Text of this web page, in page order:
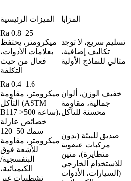
الميزات الرئيسية المزايا
Ra 0.8–25
ميكرومتر، يحتفظ
بعلامات الأدوات،
فعال من حيث
التكلفة
تسليم سريع، لا توجد
تكاليف إضافية،
مثالي للنماذج الأولية
Ra 0.4–1.6
ميكرومتر، مقاومة
التآكل (ASTM
B117 >500 ساعة)،
خصائص عازلة
خفيف الوزن، ألوان
جمالية، مقاومة
محسنة للتآكل
سمك 50–120
ميكرومتر، مقاومة
للأشعة فوق
البنفسجية/
الكيميائية،
تشطيبات غير
صديق للبيئة (بدون
مركبات عضوية
متطايرة)، متين
للاستخدام الخارجي
(السيارات، الأدوات